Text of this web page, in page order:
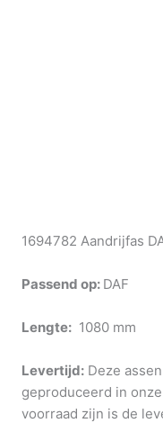
1694782 Aandrijfas
Passend op: DAF
Lengte: 1080 mm
Levertijd: Deze
geproduceerd in
voorraad zijn is de